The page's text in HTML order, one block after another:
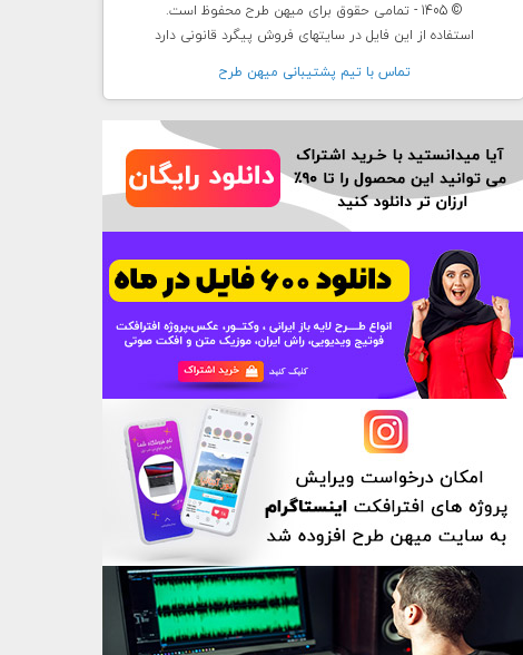
© 1405 - تمامی حقوق برای میهن طرح محفوظ است.
استفاده از این فایل در سایتهای فروش پیگرد قانونی دارد
تماس با تيم پشتيبانی ميهن طرح